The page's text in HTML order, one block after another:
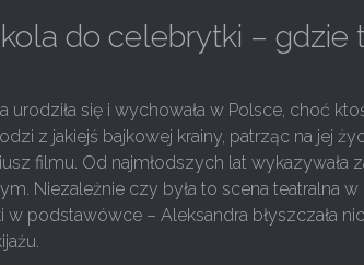
do celebrytki – gdzie
urodziła się i wychowała w Polsce, choć
z jakiejś bajkowej krainy, patrząc na jej
filmu. Od najmłodszych lat wykazywała
Niezależnie czy była to scena teatralna
w podstawówce – Aleksandra błyszczała